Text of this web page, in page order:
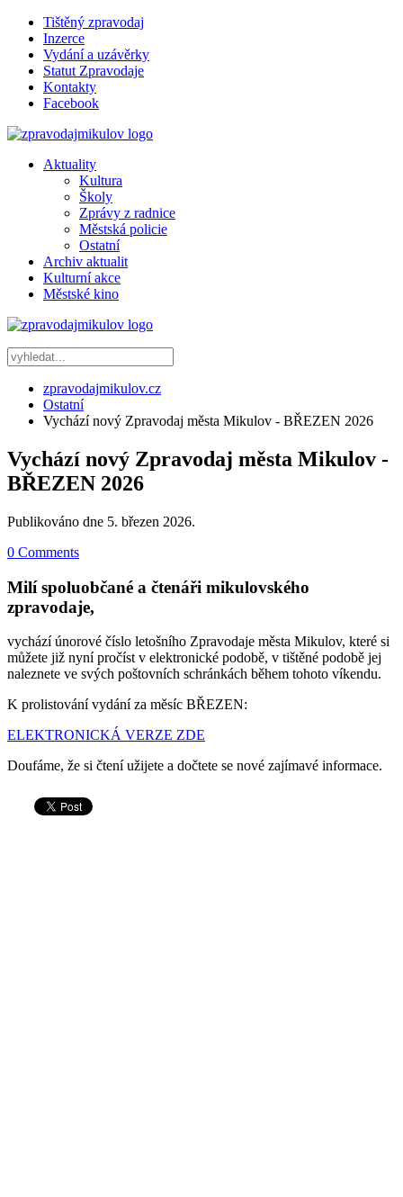
Tištěný zpravodaj
Inzerce
Vydání a uzávěrky
Statut Zpravodaje
Kontakty
Facebook
Aktuality
Kultura
Školy
Zprávy z radnice
Městská policie
Ostatní
Archiv aktualit
Kulturní akce
Městské kino
zpravodajmikulov.cz
Ostatní
Vychází nový Zpravodaj města Mikulov - BŘEZEN 2026
Vychází nový Zpravodaj města Mikulov -
BŘEZEN 2026
Publikováno dne 5. březen 2026.
0 Comments
Milí spoluobčané a čtenáři mikulovského
zpravodaje,
vychází únorové číslo letošního Zpravodaje města Mikulov, které si
můžete již nyní pročíst v elektronické podobě, v tištěné podobě jej
naleznete ve svých poštovních schránkách během tohoto víkendu.
K prolistování vydání za měsíc BŘEZEN:
ELEKTRONICKÁ VERZE ZDE
Doufáme, že si čtení užijete a dočtete se nové zajímavé informace.